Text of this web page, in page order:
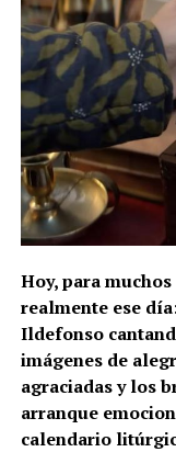
Hoy, para
realmente ese
Ildefonso
imágenes de
agraciadas y los
arranque
calendario